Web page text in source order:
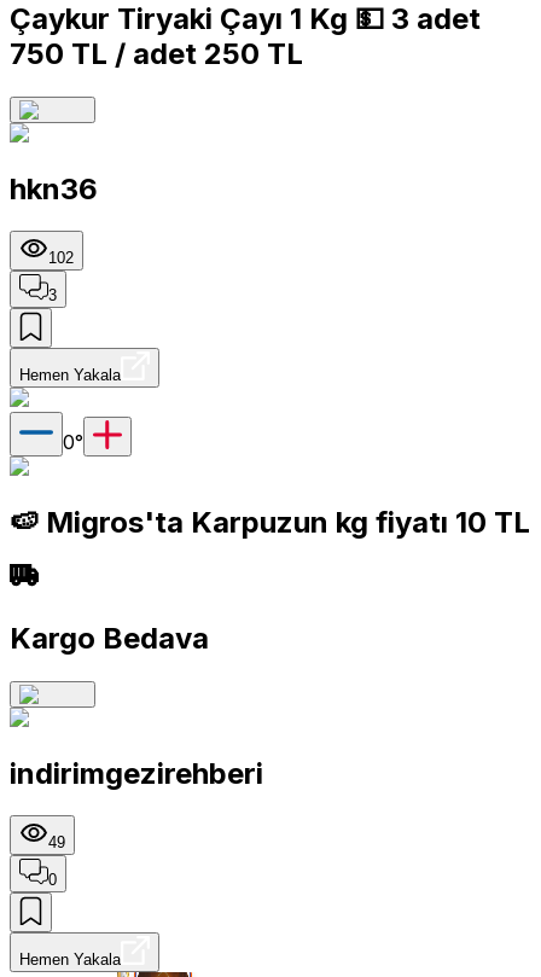
Çaykur Tiryaki Çayı 1 Kg 💵 3 adet
750 TL / adet 250 TL
hkn36
102
3
Hemen Yakala
0°
🍉 Migros'ta Karpuzun kg fiyatı 10 TL
Kargo Bedava
indirimgezirehberi
49
0
Hemen Yakala